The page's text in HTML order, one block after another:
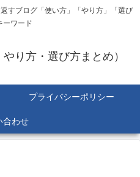
すブログ「使い方」「やり方」「選び
ーワード
り方・選び方まとめ）
プライバシーポリシー
合わせ